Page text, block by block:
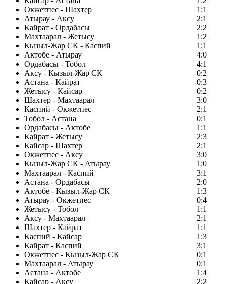
Окжетпес - Шахтер
1:1
Атырау - Аксу
2:1
Кайрат - Ордабасы
2:2
Махтаарал - Жетысу
1:2
Кызыл-Жар СК - Каспий
1:1
Актобе - Атырау
4:0
Ордабасы - Тобол
4:1
Аксу - Кызыл-Жар СК
0:2
Астана - Кайрат
0:3
Жетысу - Кайсар
0:2
Шахтер - Махтаарал
3:0
Каспий - Окжетпес
2:1
Тобол - Астана
0:1
Ордабасы - Актобе
1:1
Кайрат - Жетысу
2:3
Кайсар - Шахтер
2:1
Окжетпес - Аксу
3:0
Кызыл-Жар СК - Атырау
1:0
Махтаарал - Каспий
3:1
Астана - Ордабасы
2:0
Актобе - Кызыл-Жар СК
1:3
Атырау - Окжетпес
0:4
Жетысу - Тобол
1:1
Аксу - Махтаарал
2:1
Шахтер - Кайрат
1:1
Каспий - Кайсар
1:3
Кайрат - Каспий
3:1
Окжетпес - Кызыл-Жар СК
0:1
Махтаарал - Атырау
0:1
Астана - Актобе
1:4
Кайсар - Аксу
2:2